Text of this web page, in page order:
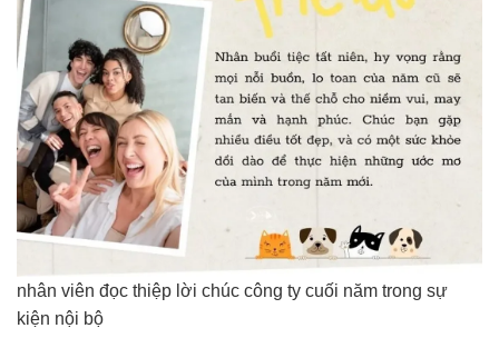
nhân viên đọc thiệp lời chúc công ty cuối năm trong sự
kiện nội bộ